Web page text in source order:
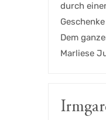
durch
Dem
Marliese